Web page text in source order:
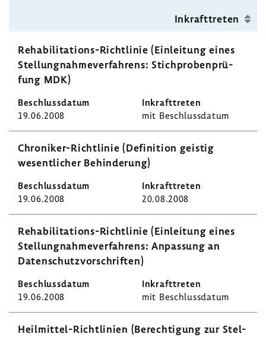
Inkraft­treten
Rehabilitations-​Richtlinie (Einlei­tung eines
Stel­lung­nah­me­ver­fah­rens: Stich­pro­ben­prü­
fung MDK)
19.06.2008 mit Beschluss­datum
Chroniker-​Richtlinie (Defi­ni­tion geistig
wesent­li­cher Behin­de­rung)
19.06.2008 20.08.2008
Rehabilitations-​Richtlinie (Einlei­tung eines
Stel­lung­nah­me­ver­fah­rens: Anpas­sung an
Daten­schutz­vor­schriften)
19.06.2008 mit Beschluss­datum
Heilmittel-​Richtlinien (Berech­ti­gung zur Stel­